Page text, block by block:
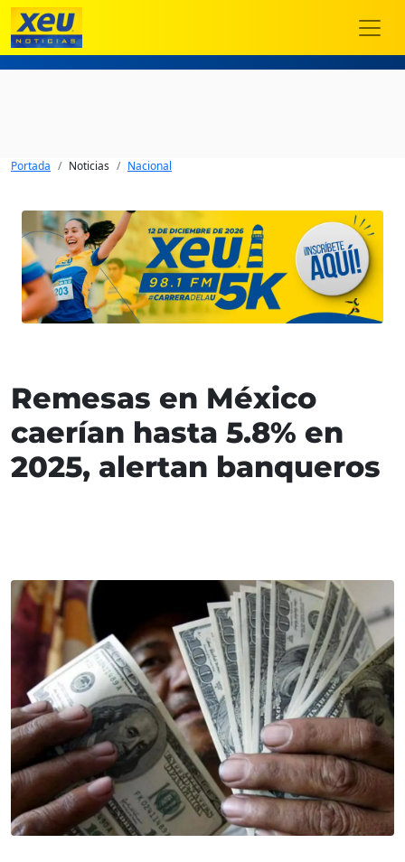
Portada Noticias Nacional
Remesas en México
caerían hasta 5.8% en
2025, alertan banqueros